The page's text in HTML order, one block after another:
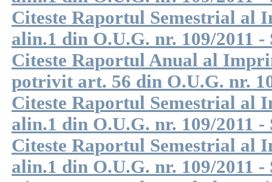
Citeste Raportul Semestrial
alin.1 din O.U.G. nr. 109/2011 -
Citeste Raportul Anual al
potrivit art. 56 din O.U.G. nr.
Citeste Raportul Semestrial
alin.1 din O.U.G. nr. 109/2011 -
Citeste Raportul Semestrial
alin.1 din O.U.G. nr. 109/2011 -